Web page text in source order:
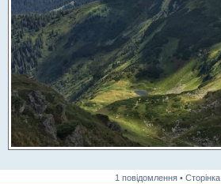
1 повідомлення • Сторінка